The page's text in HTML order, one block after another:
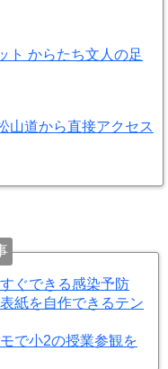
ト からたち文人の足
山道から直接アクセス
ぐできる感染予防
紙を自作できるテン
で小2の授業参観を